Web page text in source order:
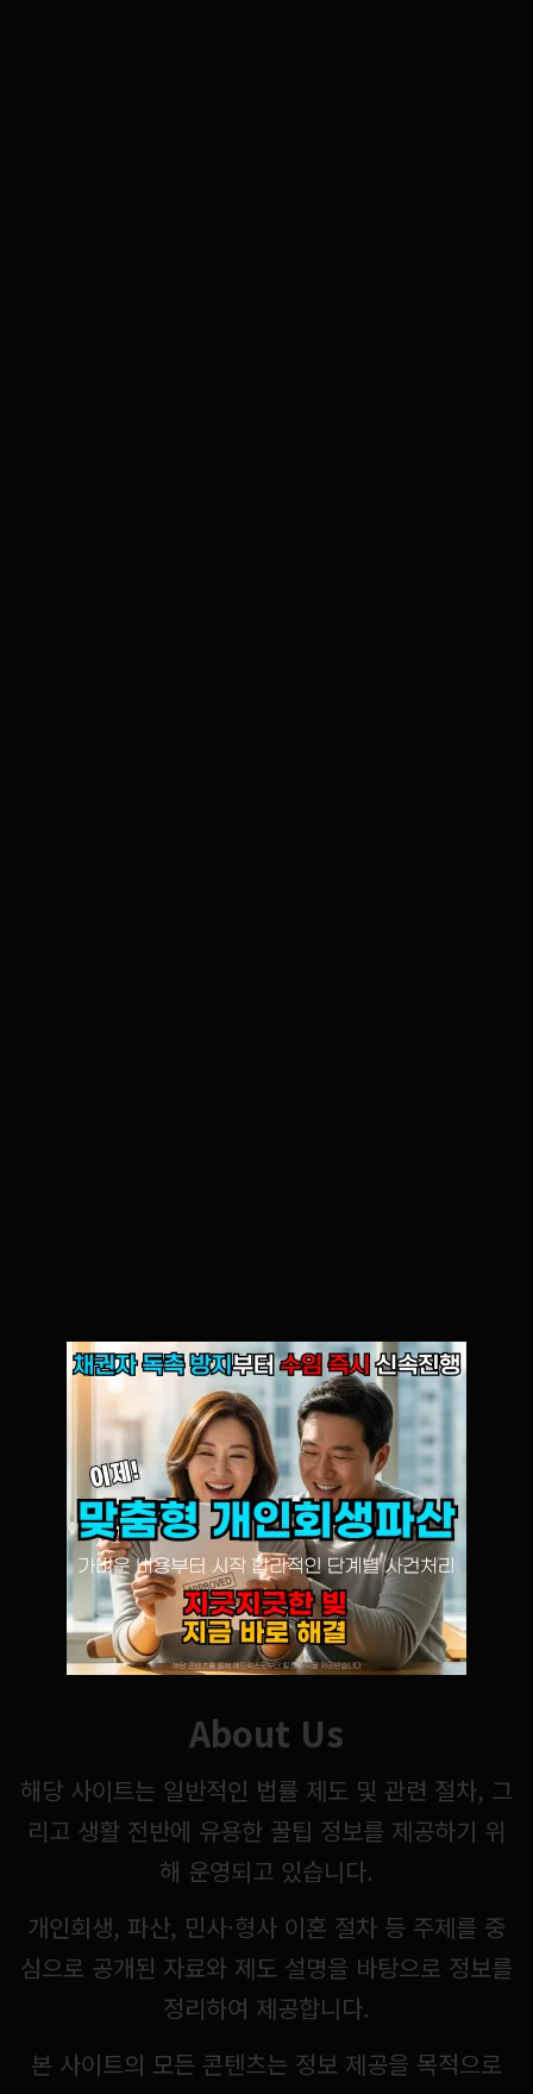
About Us
해당 사이트는 일반적인 법률 제도 및 관련 절차, 그
리고 생활 전반에 유용한 꿀팁 정보를 제공하기 위
해 운영되고 있습니다.
개인회생, 파산, 민사·형사 이혼 절차 등 주제를 중
심으로 공개된 자료와 제도 설명을 바탕으로 정보를
정리하여 제공합니다.
본 사이트의 모든 콘텐츠는 정보 제공을 목적으로